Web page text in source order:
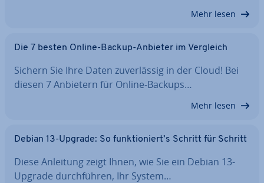
Mehr lesen
Die 7 besten Online-Backup-Anbieter im Vergleich
Sichern Sie Ihre Daten zu­ver­läs­sig in der Cloud! Bei
diesen 7 Anbietern für Online-Backups…
Mehr lesen
Debian 13-Upgrade: So funk­tio­niert’s Schritt für Schritt
Diese Anleitung zeigt Ihnen, wie Sie ein Debian 13-
Upgrade durch­füh­ren, Ihr System…